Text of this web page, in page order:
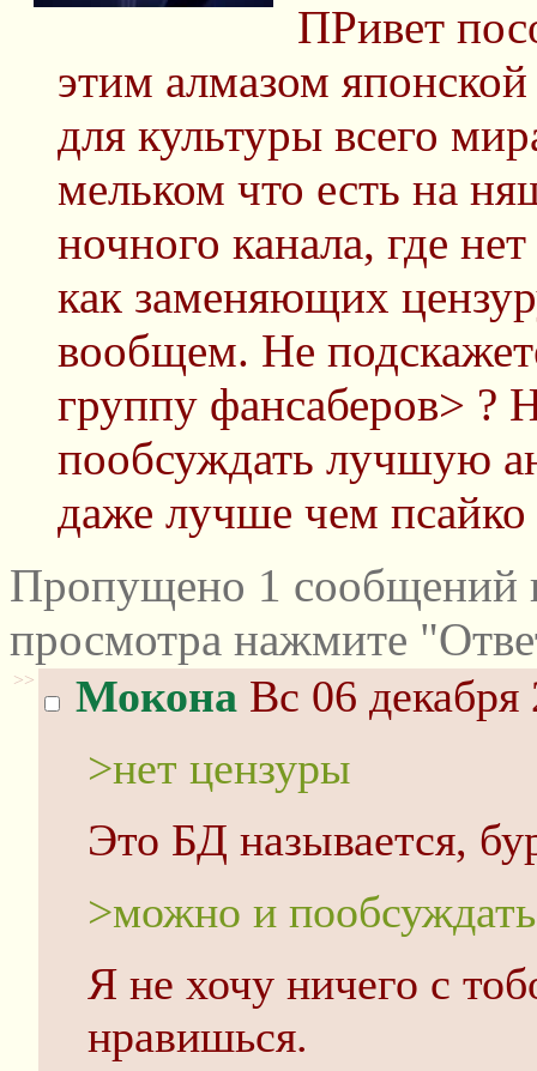
ПРивет
этим алмазом
для культуры всего
мельком что есть на
ночного канала, где
как заменяющих
вообщем. Не
группу фансаберов> ?
пообсуждать лучшую
даже лучше чем псайко
Пропущено 1 сообщений
просмотра нажмите
>> Мокона Вс 06
>нет цензуры
Это БД называется,
>можно и пообсуждать
Я не хочу ничего с
нравишься.